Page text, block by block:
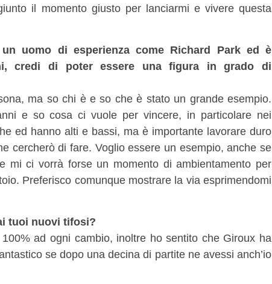
il momento giusto per lanciarmi e vivere questa
uomo di esperienza come Richard Park ed è
credi di poter essere una figura in grado di
ma so chi è e so che è stato un grande esempio.
e so cosa ci vuole per vincere, in particolare nei
ed hanno alti e bassi, ma è importante lavorare duro
cercherò di fare. Voglio essere un esempio, anche se
mi ci vorrà forse un momento di ambientamento per
Preferisco comunque mostrare la via esprimendomi
tuoi nuovi tifosi?
ad ogni cambio, inoltre ho sentito che Giroux ha
se dopo una decina di partite ne avessi anch’io